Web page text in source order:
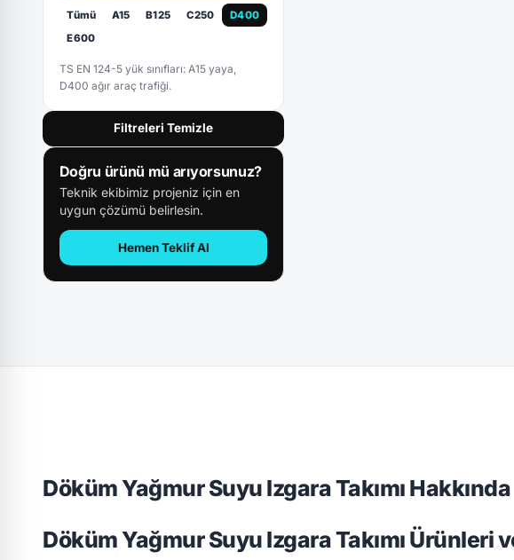
Tümü A15 B125 C250
D400
E600
TS EN 124-5 yük sınıfları: A15 yaya,
D400 ağır araç trafiği.
Filtreleri Temizle
Doğru ürünü mü arıyorsunuz?
Teknik ekibimiz projeniz için en
uygun çözümü belirlesin.
Hemen Teklif Al
Döküm Yağmur Suyu Izgara Takımı Hakkında
Döküm Yağmur Suyu Izgara Takımı Ürünleri